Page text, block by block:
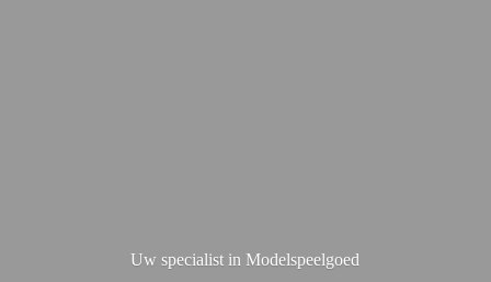
Uw specialist in Modelspeelgoed